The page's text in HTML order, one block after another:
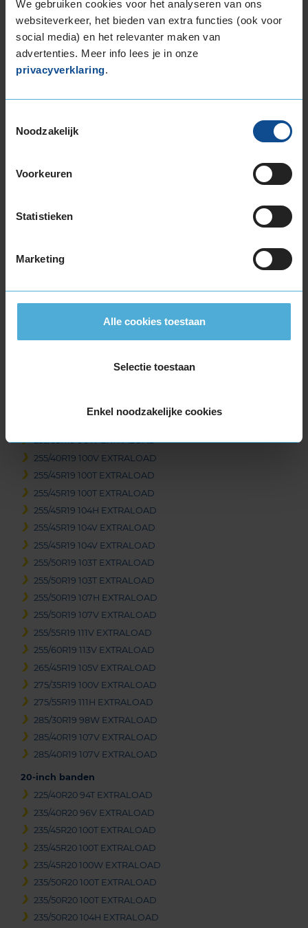
We gebruiken cookies voor het analyseren van ons
websiteverkeer, het bieden van extra functies (ook voor
social media) en het relevanter maken van
advertenties. Meer info lees je in onze
privacyverklaring.
Noodzakelijk
Voorkeuren
Statistieken
Marketing
Alle cookies toestaan
Selectie toestaan
Enkel noodzakelijke cookies
225/35R19 88W EXTRALOAD
225/40R19 93T EXTRALOAD
225/40R19 93W EXTRALOAD
225/40R19 93W EXTRALOAD
225/45R19 96T EXTRALOAD
235/40R19 96V EXTRALOAD
235/45R19 99T EXTRALOAD
235/50R19 103V EXTRALOAD
235/50R19 99T EXTRALOAD
235/55R19 105H EXTRALOAD
235/55R19 105V EXTRALOAD
245/40R19 98H EXTRALOAD
245/45R19 102V EXTRALOAD
255/35R19 96W EXTRALOAD
255/40R19 100V EXTRALOAD
255/45R19 100T EXTRALOAD
255/45R19 100T EXTRALOAD
255/45R19 104H EXTRALOAD
255/45R19 104V EXTRALOAD
255/45R19 104V EXTRALOAD
255/50R19 103T EXTRALOAD
255/50R19 103T EXTRALOAD
255/50R19 107H EXTRALOAD
255/50R19 107V EXTRALOAD
255/55R19 111V EXTRALOAD
255/60R19 113V EXTRALOAD
265/45R19 105V EXTRALOAD
275/35R19 100V EXTRALOAD
275/55R19 111H EXTRALOAD
285/30R19 98W EXTRALOAD
285/40R19 107V EXTRALOAD
285/40R19 107V EXTRALOAD
20-inch banden
225/40R20 94T EXTRALOAD
235/40R20 96V EXTRALOAD
235/45R20 100T EXTRALOAD
235/45R20 100T EXTRALOAD
235/45R20 100W EXTRALOAD
235/50R20 100T EXTRALOAD
235/50R20 100T EXTRALOAD
235/50R20 104H EXTRALOAD